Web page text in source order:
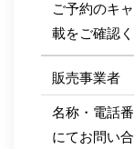
ご予約のキ
載をご確認
販売事業者
名称・電話
にてお問い